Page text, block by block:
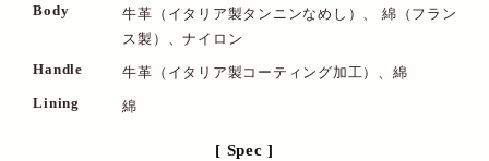
Body
牛革（イタリア製タンニンなめし）、 綿（フラン
ス製）、ナイロン
Handle
牛革（イタリア製コーティング加工）、綿
Lining
綿
[ Spec ]